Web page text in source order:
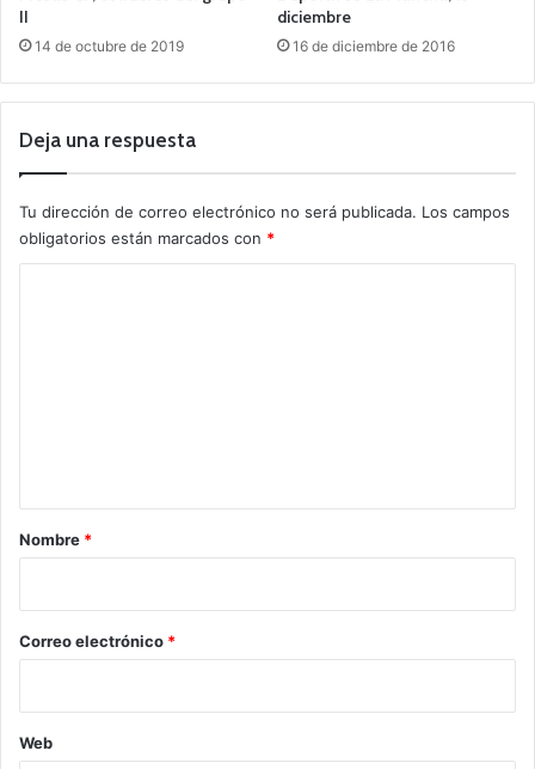
II
14 de octubre de 2019
diciembre
16 de diciembre de 2016
Deja una respuesta
Tu dirección de correo electrónico no será publicada. Los campos
obligatorios están marcados con *
r
*
Nombre *
Correo electrónico *
Web